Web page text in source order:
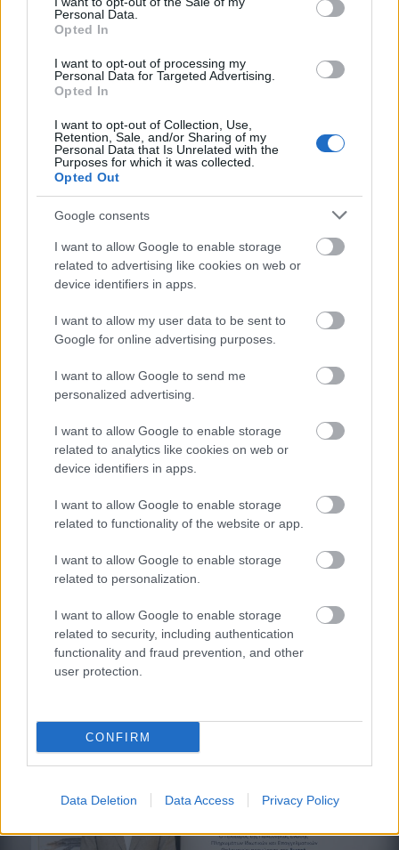
Personal Data.
Opted In
I want to opt-out of processing my
Personal Data for Targeted Advertising.
Opted In
I want to opt-out of Collection, Use,
Retention, Sale, and/or Sharing of my
Personal Data that Is Unrelated with the
Purposes for which it was collected.
Opted Out
Google consents
I want to allow Google to enable storage
related to advertising like cookies on web or
device identifiers in apps.
I want to allow my user data to be sent to
Google for online advertising purposes.
I want to allow Google to send me
personalized advertising.
I want to allow Google to enable storage
related to analytics like cookies on web or
device identifiers in apps.
I want to allow Google to enable storage
related to functionality of the website or app.
I want to allow Google to enable storage
related to personalization.
I want to allow Google to enable storage
related to security, including authentication
functionality and fraud prevention, and other
user protection.
CONFIRM
Data Deletion Data Access Privacy Policy
Δάντης: Η εξομολόγηση για το «My Number One» – «Με
πείραξε η αχαριστία»
πάρα πολλούς